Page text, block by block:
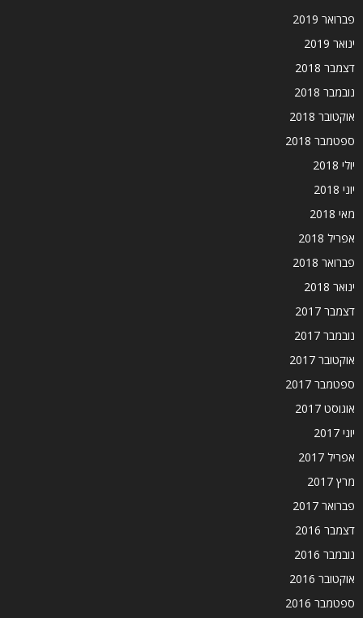
פברואר 2019
ינואר 2019
דצמבר 2018
נובמבר 2018
אוקטובר 2018
ספטמבר 2018
יולי 2018
יוני 2018
מאי 2018
אפריל 2018
פברואר 2018
ינואר 2018
דצמבר 2017
נובמבר 2017
אוקטובר 2017
ספטמבר 2017
אוגוסט 2017
יוני 2017
אפריל 2017
מרץ 2017
פברואר 2017
דצמבר 2016
נובמבר 2016
אוקטובר 2016
ספטמבר 2016